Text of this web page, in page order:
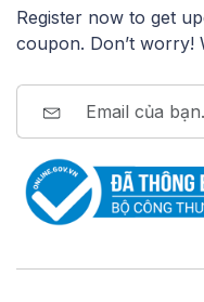
Register now to get
coupon. Don’t worry!